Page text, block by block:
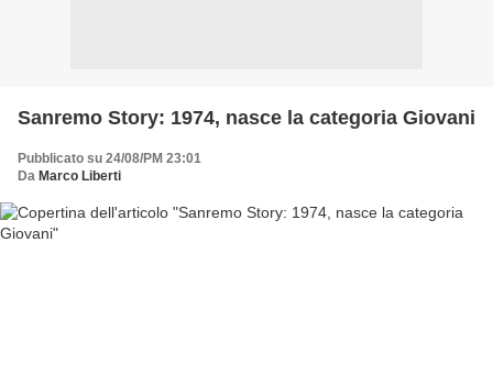
Sanremo Story: 1974, nasce la categoria Giovani
Pubblicato su 24/08/PM 23:01
Da Marco Liberti